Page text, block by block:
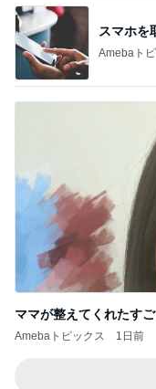
スマホを
Amebaト
ママが整えてくれたす
Amebaトピックス 1日前